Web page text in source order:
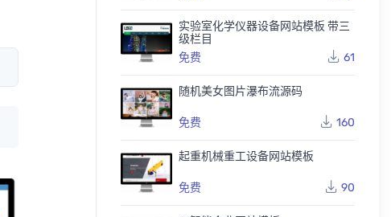
游戏版本库源码DZ程序
实验室化学仪器设备网站模板 带三
级栏目
免费
61
随机美女图片瀑布流源码
免费 160
起重机械重工设备网站模板
免费 90